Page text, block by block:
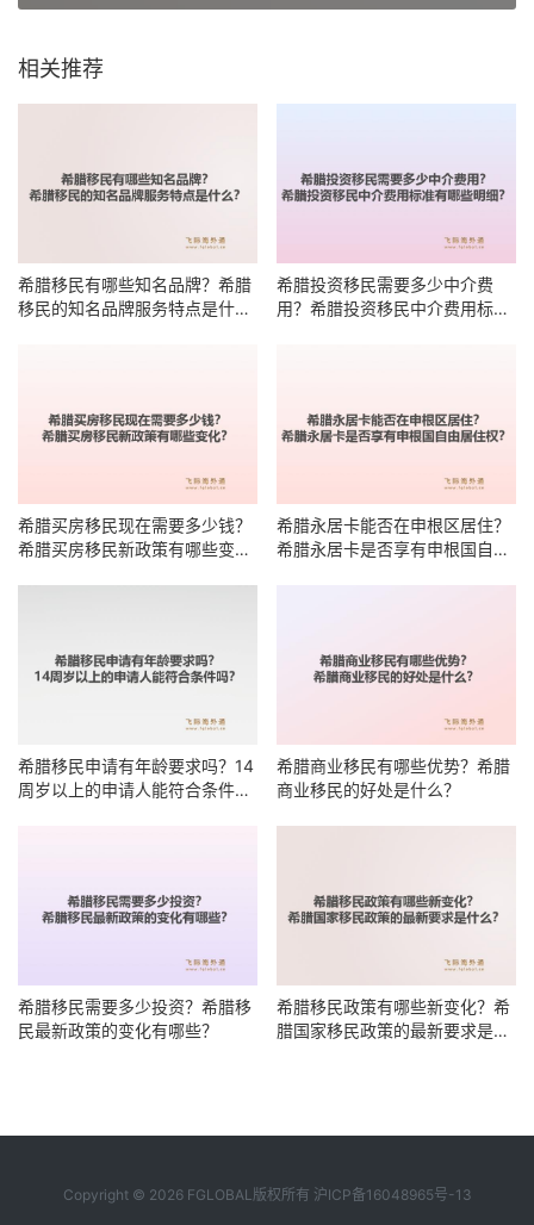
相关推荐
希腊移民有哪些知名品牌？希腊
移民的知名品牌服务特点是什
希腊投资移民需要多少中介费
用？希腊投资移民中介费用标准
希腊买房移民现在需要多少钱？
希腊买房移民新政策有哪些变
希腊永居卡能否在申根区居住？
希腊永居卡是否享有申根国自由
希腊移民申请有年龄要求吗？14
周岁以上的申请人能符合条件
希腊商业移民有哪些优势？希腊
商业移民的好处是什么？
希腊移民需要多少投资？希腊移
民最新政策的变化有哪些？
希腊移民政策有哪些新变化？希
腊国家移民政策的最新要求是什
Copyright © 2026 FGLOBAL版权所有 沪ICP备16048965号-13